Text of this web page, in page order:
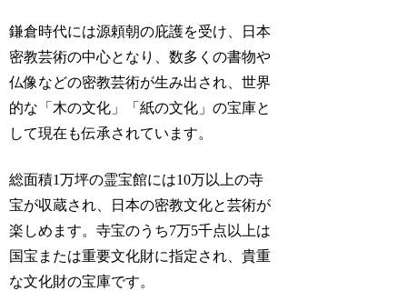
鎌倉時代には源頼朝の庇護を受け、日本
密教芸術の中心となり、数多くの書物や
仏像などの密教芸術が生み出され、世界
的な「木の文化」「紙の文化」の宝庫と
して現在も伝承されています。
総面積1万坪の霊宝館には10万以上の寺
宝が収蔵され、日本の密教文化と芸術が
楽しめます。寺宝のうち7万5千点以上は
国宝または重要文化財に指定され、貴重
な文化財の宝庫です。